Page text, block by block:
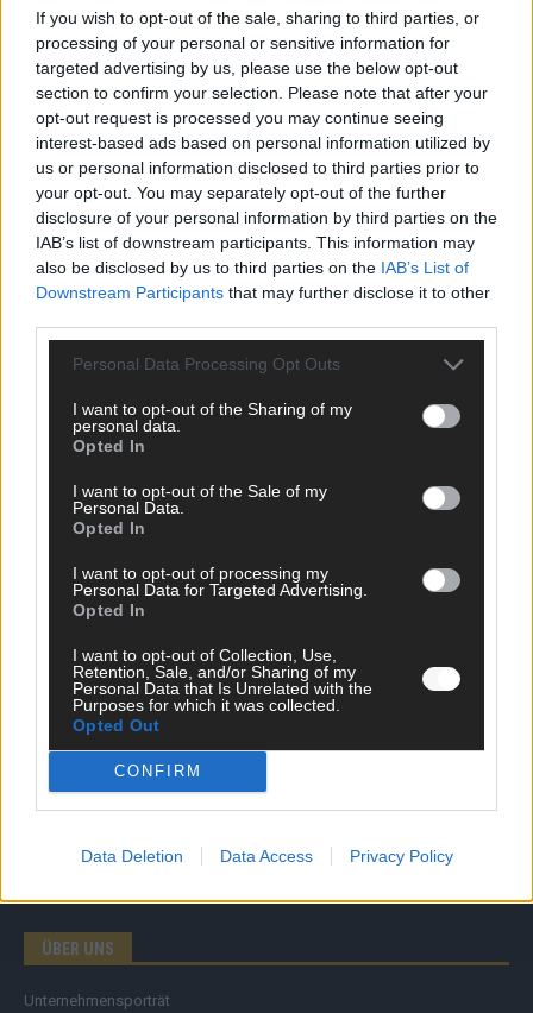
If you wish to opt-out of the sale, sharing to third parties, or
processing of your personal or sensitive information for
targeted advertising by us, please use the below opt-out
section to confirm your selection. Please note that after your
opt-out request is processed you may continue seeing
interest-based ads based on personal information utilized by
us or personal information disclosed to third parties prior to
your opt-out. You may separately opt-out of the further
disclosure of your personal information by third parties on the
IAB’s list of downstream participants. This information may
also be disclosed by us to third parties on the IAB’s List of
Downstream Participants that may further disclose it to other
Personal Data Processing Opt Outs
I want to opt-out of the Sharing of my
personal data.
Opted In
I want to opt-out of the Sale of my
Personal Data.
Opted In
I want to opt-out of processing my
Personal Data for Targeted Advertising.
Opted In
I want to opt-out of Collection, Use,
Retention, Sale, and/or Sharing of my
Personal Data that Is Unrelated with the
Purposes for which it was collected.
Opted Out
CONFIRM
Data Deletion Data Access Privacy Policy
ANZEIGE
SCHNELL ZUM RESSORT
Nachrichten
Ratgeber
Wissen
Kommentar
Streams & Storys
Eurovision
FLASH – DAS VIDEOPORTAL
ÜBER UNS
Unternehmensporträt